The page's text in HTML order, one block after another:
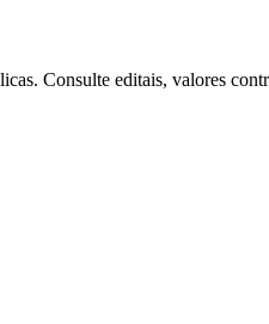
Consulte editais, valores